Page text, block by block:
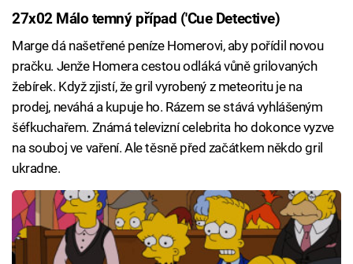
27x02 Málo temný případ ('Cue Detective)
Marge dá našetřené peníze Homerovi, aby pořídil novou
pračku. Jenže Homera cestou odláká vůně grilovaných
žebírek. Když zjistí, že gril vyrobený z meteoritu je na
prodej, neváhá a kupuje ho. Rázem se stává vyhlášeným
šéfkuchařem. Známá televizní celebrita ho dokonce vyzve
na souboj ve vaření. Ale těsně před začátkem někdo gril
ukradne.